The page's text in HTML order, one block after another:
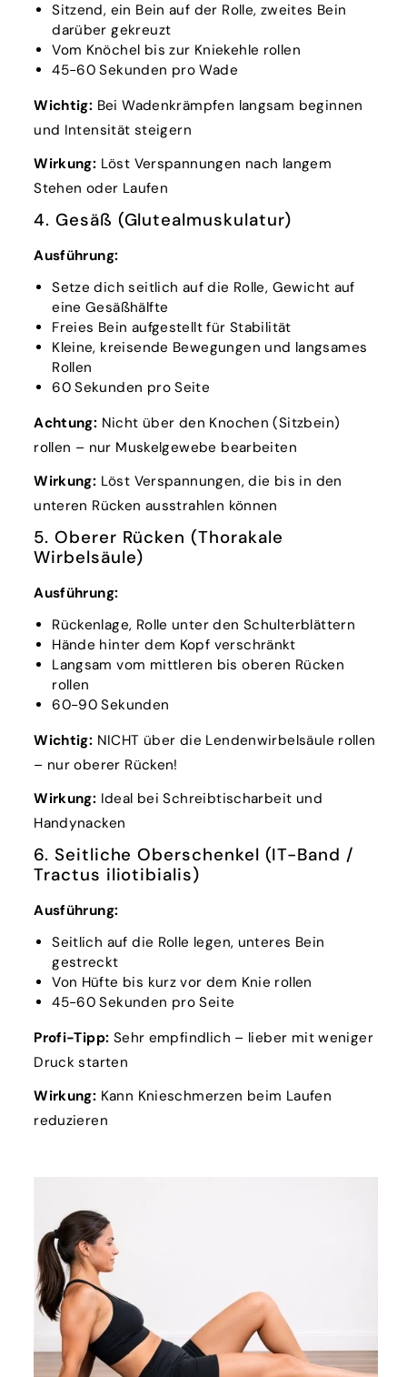
Sitzend, ein Bein auf der Rolle, zweites Bein
darüber gekreuzt
Vom Knöchel bis zur Kniekehle rollen
45-60 Sekunden pro Wade
Wichtig: Bei Wadenkrämpfen langsam beginnen
und Intensität steigern
Wirkung: Löst Verspannungen nach langem
Stehen oder Laufen
4. Gesäß (Glutealmuskulatur)
Ausführung:
Setze dich seitlich auf die Rolle, Gewicht auf
eine Gesäßhälfte
Freies Bein aufgestellt für Stabilität
Kleine, kreisende Bewegungen und langsames
Rollen
60 Sekunden pro Seite
Achtung: Nicht über den Knochen (Sitzbein)
rollen – nur Muskelgewebe bearbeiten
Wirkung: Löst Verspannungen, die bis in den
unteren Rücken ausstrahlen können
5. Oberer Rücken (Thorakale
Wirbelsäule)
Ausführung:
Rückenlage, Rolle unter den Schulterblättern
Hände hinter dem Kopf verschränkt
Langsam vom mittleren bis oberen Rücken
rollen
60-90 Sekunden
Wichtig: NICHT über die Lendenwirbelsäule rollen
– nur oberer Rücken!
Wirkung: Ideal bei Schreibtischarbeit und
Handynacken
6. Seitliche Oberschenkel (IT-Band /
Tractus iliotibialis)
Ausführung:
Seitlich auf die Rolle legen, unteres Bein
gestreckt
Von Hüfte bis kurz vor dem Knie rollen
45-60 Sekunden pro Seite
Profi-Tipp: Sehr empfindlich – lieber mit weniger
Druck starten
Wirkung: Kann Knieschmerzen beim Laufen
reduzieren